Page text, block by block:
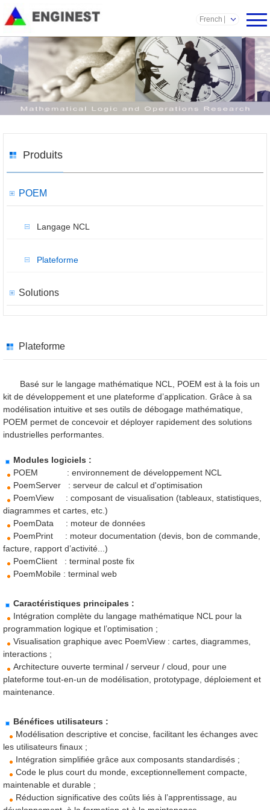
French
Produits
POEM
Langage NCL
Plateforme
Solutions
Plateforme
Basé sur le langage mathématique NCL, POEM est à la fois un
kit de développement et une plateforme d’application. Grâce à sa
modélisation intuitive et ses outils de débogage mathématique,
POEM permet de concevoir et déployer rapidement des solutions
industrielles performantes.
Modules logiciels :
POEM : environnement de développement NCL
PoemServer : serveur de calcul et d'optimisation
PoemView : composant de visualisation (tableaux, statistiques,
diagrammes et cartes, etc.)
PoemData : moteur de données
PoemPrint : moteur documentation (devis, bon de commande,
facture, rapport d’activité...)
PoemClient : terminal poste fix
PoemMobile : terminal web
Caractéristiques principales :
Intégration complète du langage mathématique NCL pour la
programmation logique et l’optimisation ;
Visualisation graphique avec PoemView : cartes, diagrammes,
interactions ;
Architecture ouverte terminal / serveur / cloud, pour une
plateforme tout-en-un de modélisation, prototypage, déploiement et
maintenance.
Bénéfices utilisateurs :
Modélisation descriptive et concise, facilitant les échanges avec
les utilisateurs finaux ;
Intégration simplifiée grâce aux composants standardisés ;
Code le plus court du monde, exceptionnellement compacte,
maintenable et durable ;
Réduction significative des coûts liés à l’apprentissage, au